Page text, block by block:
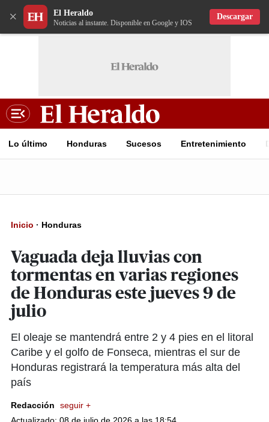
× El Heraldo
Noticias al instante. Disponible en Google y IOS
Descargar
Lo último Honduras Sucesos Entretenimiento
Inicio · Honduras
Vaguada deja lluvias con
tormentas en varias regiones
de Honduras este jueves 9 de
julio
El oleaje se mantendrá entre 2 y 4 pies en el litoral
Caribe y el golfo de Fonseca, mientras el sur de
Honduras registrará la temperatura más alta del
país
Redacción
seguir +